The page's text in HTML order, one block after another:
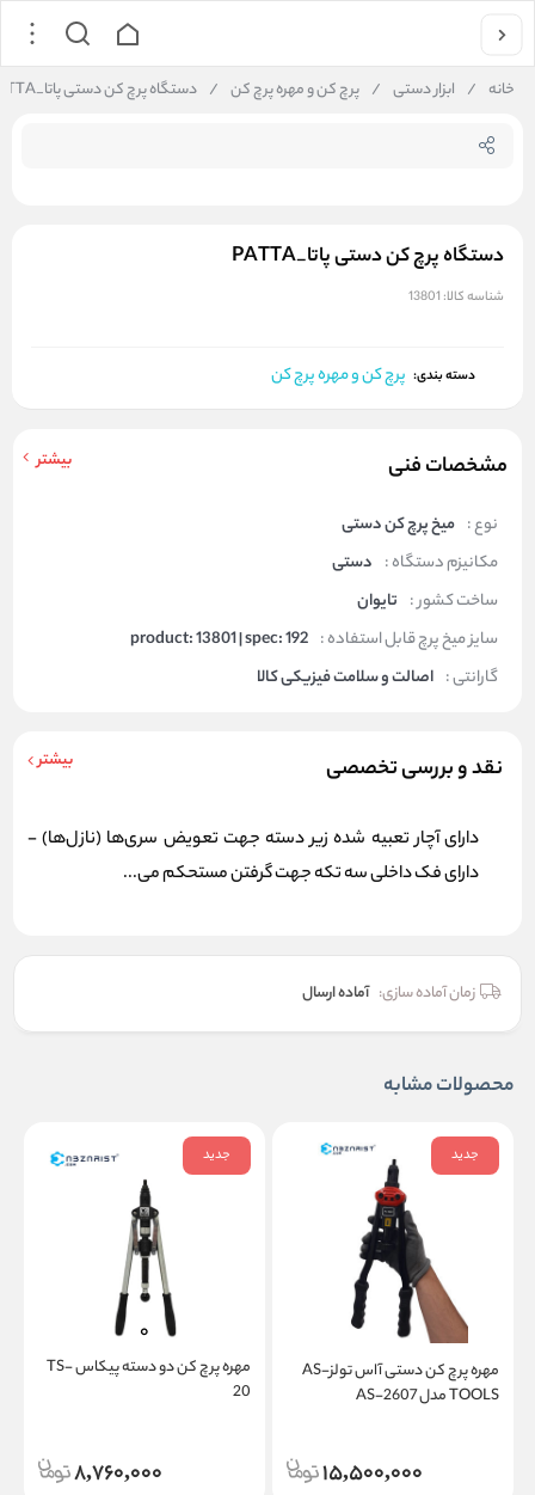
خانه / ابزار دستی / پرچ کن و مهره پرچ کن / دستگاه پرچ کن دستی پاتا_PATTA
دستگاه پرچ کن دستی پاتا_PATTA
شناسه کالا: 13801
دسته بندی: پرچ کن و مهره پرچ کن
مشخصات فنی بیشتر
نوع : میخ پرچ کن دستی
مکانیزم دستگاه : دستی
ساخت کشور : تایوان
سایز میخ پرچ قابل استفاده : product: 13801 | spec: 192
گارانتی : اصالت و سلامت فیزیکی کالا
نقد و بررسی تخصصی بیشتر
دارای آچار تعبیه شده زیر دسته جهت تعویض سری‌ها (نازل‌ها) -
دارای فک داخلی سه تکه جهت گرفتن مستحکم می...
زمان آماده سازی: آماده ارسال
محصولات مشابه
جدید
مهره پرچ کن دستی آاس تولز-AS
TOOLS مدل AS-2607
15,500,000
جدید
مهره پرچ کن دو دسته پیکاس TS-
20
8,760,000